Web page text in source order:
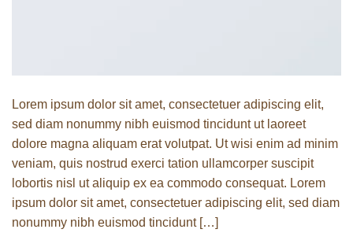
Lorem ipsum dolor sit amet, consectetuer adipiscing elit,
sed diam nonummy nibh euismod tincidunt ut laoreet
dolore magna aliquam erat volutpat. Ut wisi enim ad minim
veniam, quis nostrud exerci tation ullamcorper suscipit
lobortis nisl ut aliquip ex ea commodo consequat. Lorem
ipsum dolor sit amet, consectetuer adipiscing elit, sed diam
nonummy nibh euismod tincidunt […]